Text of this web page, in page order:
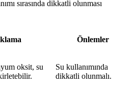
sırasında dikkatli olunması
Önlemler
oksit, su
Su kullanımında
dikkatli olunmalı.